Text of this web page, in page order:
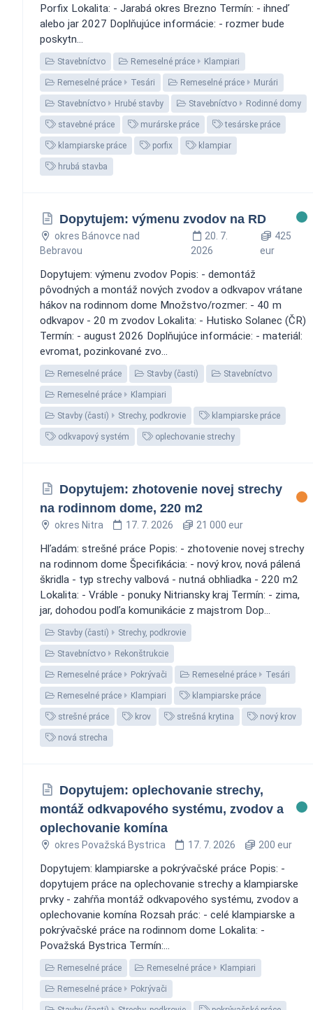
Porfix Lokalita: - Jarabá okres Brezno Termín: - ihneď
alebo jar 2027 Doplňujúce informácie: - rozmer bude
poskytn...
Stavebníctvo Remeselné práce Klampiari
Remeselné práce Tesári Remeselné práce Murári
Stavebníctvo Hrubé stavby Stavebníctvo Rodinné domy
stavebné práce murárske práce tesárske práce
klampiarske práce porfix klampiar
hrubá stavba
Dopytujem: výmenu zvodov na RD
okres Bánovce nad
Bebravou
20. 7.
2026
425
eur
Dopytujem: výmenu zvodov Popis: - demontáž
pôvodných a montáž nových zvodov a odkvapov vrátane
hákov na rodinnom dome Množstvo/rozmer: - 40 m
odkvapov - 20 m zvodov Lokalita: - Hutisko Solanec (ČR)
Termín: - august 2026 Doplňujúce informácie: - materiál:
evromat, pozinkované zvo...
Remeselné práce Stavby (časti) Stavebníctvo
Remeselné práce Klampiari
Stavby (časti) Strechy, podkrovie klampiarske práce
odkvapový systém oplechovanie strechy
Dopytujem: zhotovenie novej strechy
na rodinnom dome, 220 m2
okres Nitra 17. 7. 2026 21 000 eur
Hľadám: strešné práce Popis: - zhotovenie novej strechy
na rodinnom dome Špecifikácia: - nový krov, nová pálená
škridla - typ strechy valbová - nutná obhliadka - 220 m2
Lokalita: - Vráble - ponuky Nitriansky kraj Termín: - zima,
jar, dohodou podľa komunikácie z majstrom Dop...
Stavby (časti) Strechy, podkrovie
Stavebníctvo Rekonštrukcie
Remeselné práce Pokrývači Remeselné práce Tesári
Remeselné práce Klampiari klampiarske práce
strešné práce krov strešná krytina nový krov
nová strecha
Dopytujem: oplechovanie strechy,
montáž odkvapového systému, zvodov a
oplechovanie komína
okres Považská Bystrica 17. 7. 2026 200 eur
Dopytujem: klampiarske a pokrývačské práce Popis: -
dopytujem práce na oplechovanie strechy a klampiarske
prvky - zahŕňa montáž odkvapového systému, zvodov a
oplechovanie komína Rozsah prác: - celé klampiarske a
pokrývačské práce na rodinnom dome Lokalita: -
Považská Bystrica Termín:...
Remeselné práce Remeselné práce Klampiari
Remeselné práce Pokrývači